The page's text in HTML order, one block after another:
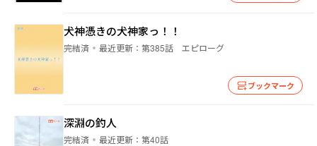
犬神憑きの犬神家っ！！
完結済 最近更新： 第385話 エピローグ
ブックマーク
深淵の釣人
完結済 最近更新： 第40話